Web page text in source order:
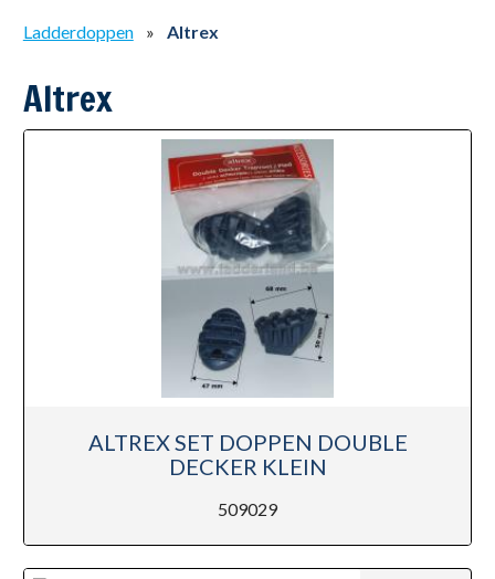
Ladderdoppen » Altrex
Altrex
ALTREX SET DOPPEN DOUBLE
DECKER KLEIN
509029